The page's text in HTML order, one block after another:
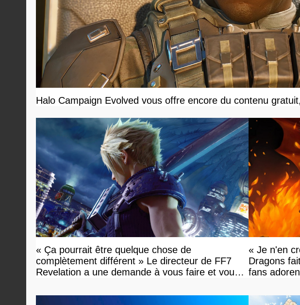
Halo Campaign Evolved vous offre encore du contenu
« Ça pourrait être quelque chose de
complètement différent » Le directeur de FF7
Revelation a une demande à vous faire et vous
« Je n'en
Dragons
fans